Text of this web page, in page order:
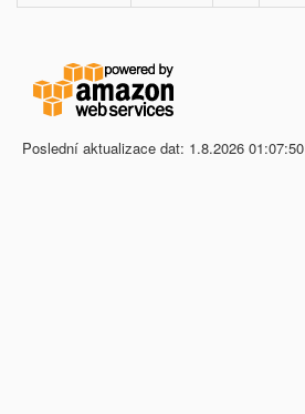
Poslední aktualizace dat: 1.8.2026 01:07:50